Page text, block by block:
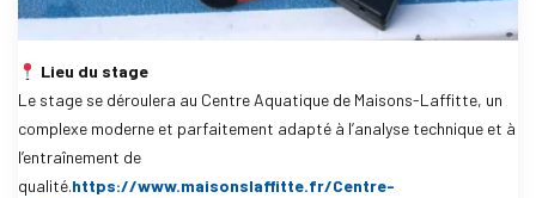
Lieu du stage
Le stage se déroulera au Centre Aquatique de Maisons-Laffitte, un
complexe moderne et parfaitement adapté à l’analyse technique et à
l’entraînement de
qualité.https://www.maisonslaffitte.fr/Centre-